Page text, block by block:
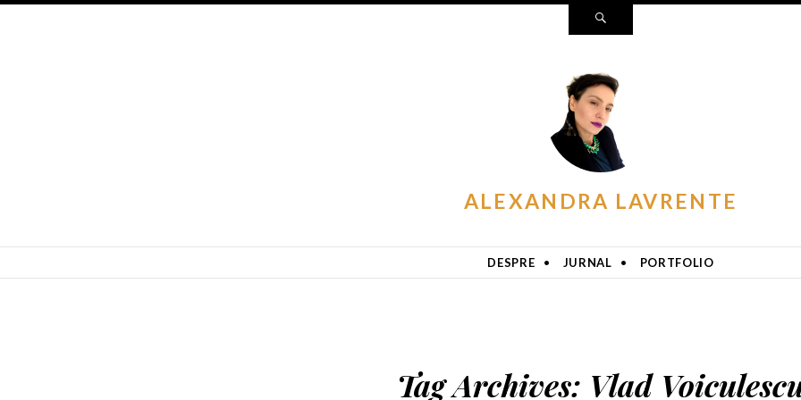
ALEXANDRA LAVRENTE
DESPRE JURNAL PORTFOLIO
Tag Archives: Vlad